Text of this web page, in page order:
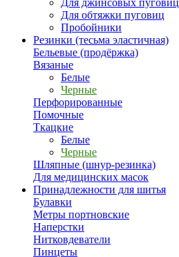
Для джинсовых пуговиц
Для обтяжки пуговиц
Пробойники
Резинки (тесьма эластичная)
Бельевые (продёржка)
Вязаные
Белые
Черные
Перфорированные
Помочные
Ткацкие
Белые
Черные
Шляпные (шнур-резинка)
Для медицинских масок
Принадлежности для шитья
Булавки
Метры портновские
Наперстки
Нитковдеватели
Пинцеты